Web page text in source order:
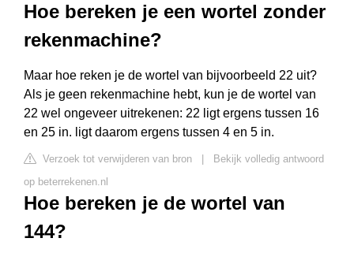
Hoe bereken je een wortel zonder
rekenmachine?
Maar hoe reken je de wortel van bijvoorbeeld 22 uit?
Als je geen rekenmachine hebt, kun je de wortel van
22 wel ongeveer uitrekenen: 22 ligt ergens tussen 16
en 25 in. ligt daarom ergens tussen 4 en 5 in.
Verzoek tot verwijderen van bron
Bekijk volledig antwoord
op beterrekenen.nl
Hoe bereken je de wortel van
144?